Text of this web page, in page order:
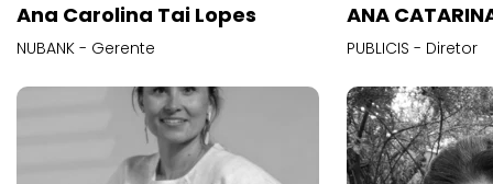
Ana Carolina Tai Lopes
NUBANK - Gerente
ANA
PUBLICIS - Diretor